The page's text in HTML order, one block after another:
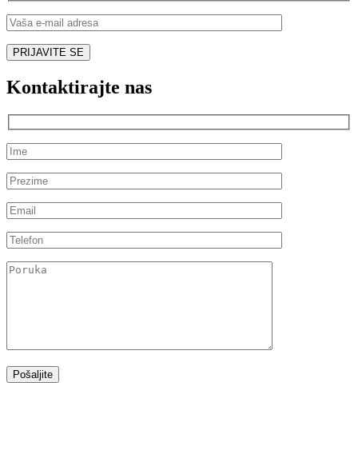
Kontaktirajte nas